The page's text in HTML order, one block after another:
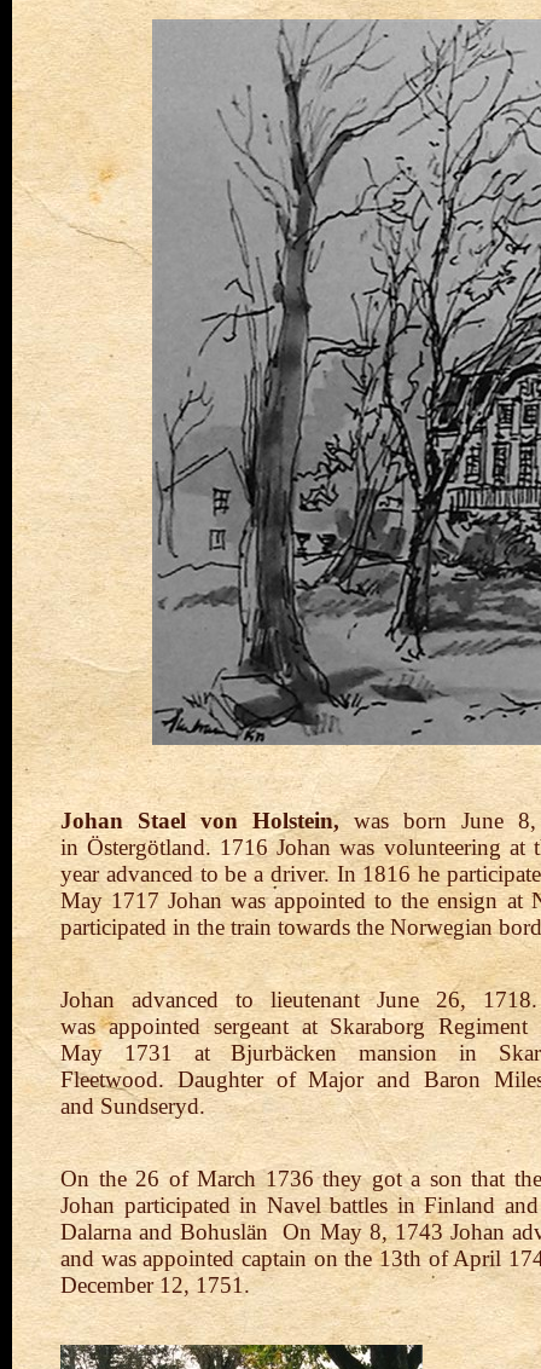
Johan Stael von Holstein,was born June 8,
inÖstergötland. 1716Johan was volunteering
year advanced to be a driver. In1816 he
May 1717 Johan wasappointed tothe ensign at
participated in the traintowards theNorwegian
Johan advanced to lieutenant June 26,
wasappointedsergeant atSkaraborg
May 1731 at Bjurbäckenmansionin
Fleetwood.Daughter of Major and Baron
andSundseryd.
On the 26 of March 1736 they got a son that
Johan participated in Navel battles in Finland
Dalarna andBohuslän On May 8, 1743Johan
and was appointed captain on the 13th of April
December 12, 1751.